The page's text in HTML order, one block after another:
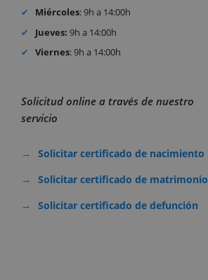
Miércoles: 9h a 14:00h
Jueves: 9h a 14:00h
Viernes: 9h a 14:00h
Solicitud online a través de nuestro
servicio
Solicitar certificado de nacimiento
Solicitar certificado de matrimonio
Solicitar certificado de defunción